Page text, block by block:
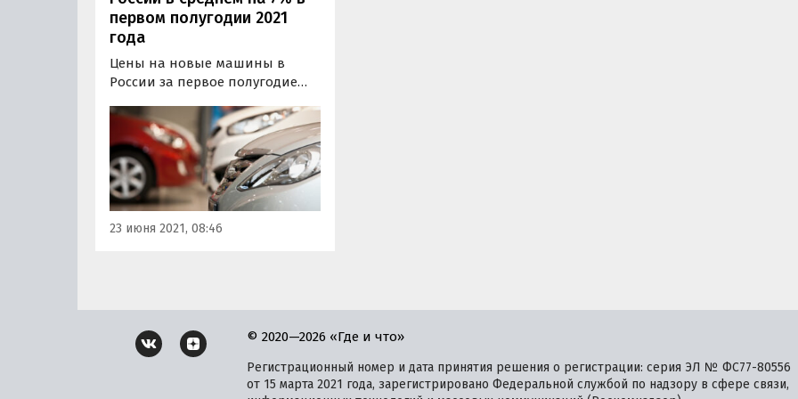
первом полугодии 2021
года
Цены на новые машины в
России за первое полугодие
на 7%, выяснил «Ъ» в ходе
опроса дилеров. Среди причин
подорожания участники рынка
назвали инфляцию, колебания
курсов валют и дефицит
«товарных» автомобилей в
наличии.
23 июня 2021, 08:46
© 2020—2026 «Где и что»
Регистрационный номер и дата принятия решения о регистрации: серия ЭЛ № ФС77-80556
от 15 марта 2021 года, зарегистрировано Федеральной службой по надзору в сфере связи,